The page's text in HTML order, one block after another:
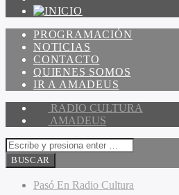
PROGRAMACIÓN
NOTICIAS
CONTACTO
QUIENES SOMOS
IR A AMADEUS
RADIO CULTURA
AMADEUS
Pasó En Radio Cultura